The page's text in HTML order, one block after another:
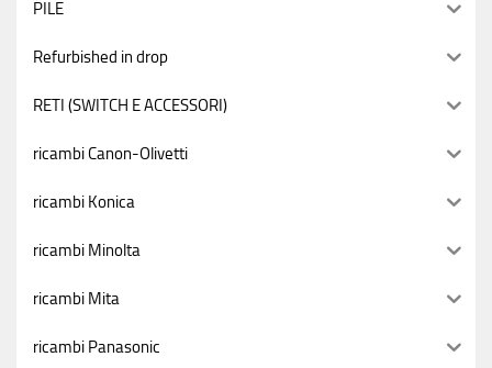
PILE
Refurbished in drop
RETI (SWITCH E ACCESSORI)
ricambi Canon-Olivetti
ricambi Konica
ricambi Minolta
ricambi Mita
ricambi Panasonic